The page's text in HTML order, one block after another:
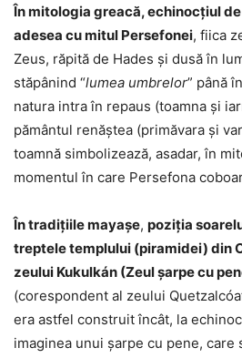
În mitologia greacă, echinocțiul
adesea cu mitul Persefonei, fiica
Zeus, răpită de Hades și dusă în
stăpânind “lumea umbrelor” până
natura intra în repaus (toamna și
pământul renăştea (primăvara și
toamnă simbolizează, asadar, în
momentul în care Persefona
În tradiţiile mayașe, poziția
treptele templului (piramidei) din
zeului Kukulkán (Zeul şarpe cu
(corespondent al zeului
era astfel construit încât, la
imaginea unui șarpe cu pene, care